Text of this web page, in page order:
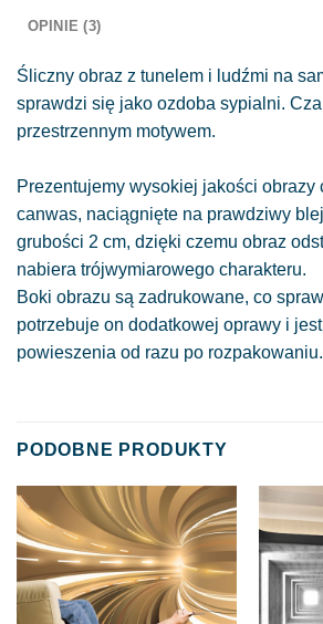
OPINIE (3)
Śliczny obraz z tunelem i ludźmi na
sprawdzi się jako ozdoba sypialni.
przestrzennym motywem.
Prezentujemy wysokiej jakości obrazy
canwas, naciągnięte na prawdziwy
grubości 2 cm, dzięki czemu obraz
nabiera trójwymiarowego charakteru.
Boki obrazu są zadrukowane, co
potrzebuje on dodatkowej oprawy i
powieszenia od razu po rozpakowaniu.
PODOBNE PRODUKTY